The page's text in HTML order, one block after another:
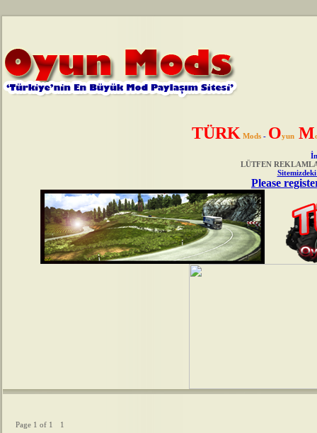
TÜRK Mods - Oyun M
LÜTFEN
Please
Page 1 of 1
1